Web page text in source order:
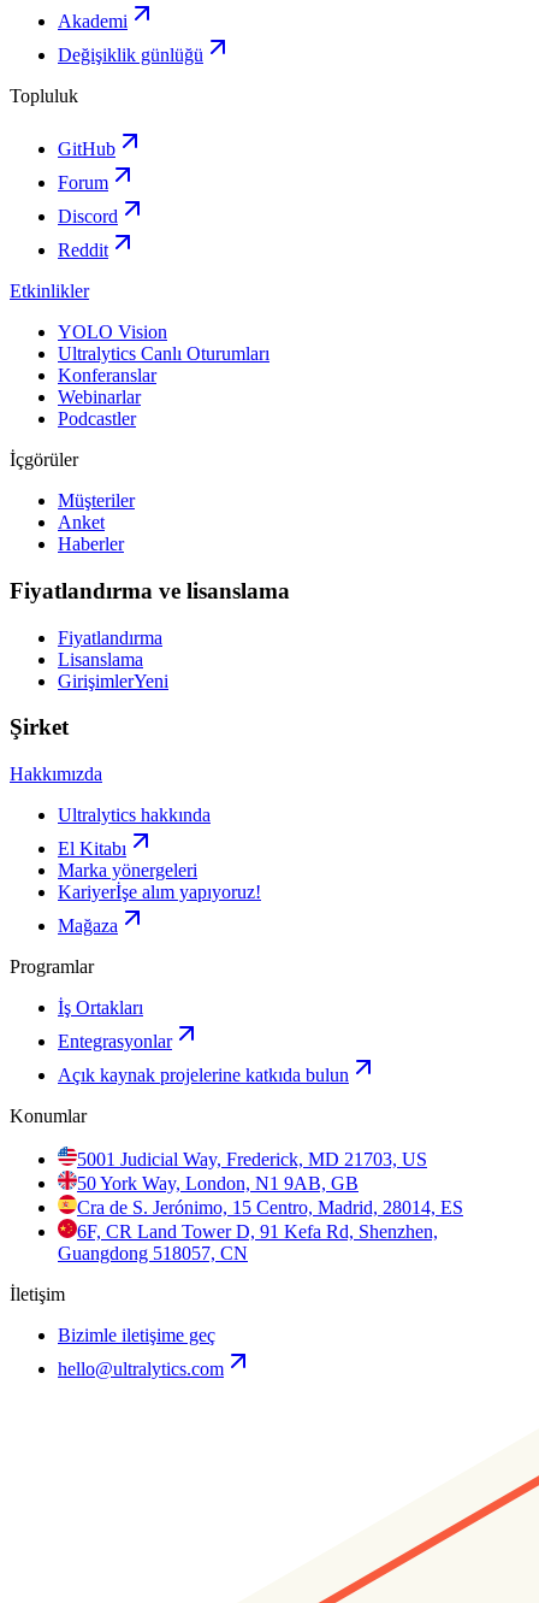
Akademi
Değişiklik günlüğü
Topluluk
GitHub
Forum
Discord
Reddit
Etkinlikler
YOLO Vision
Ultralytics Canlı Oturumları
Konferanslar
Webinarlar
Podcastler
İçgörüler
Müşteriler
Anket
Haberler
Fiyatlandırma ve lisanslama
Fiyatlandırma
Lisanslama
GirişimlerYeni
Şirket
Hakkımızda
Ultralytics hakkında
El Kitabı
Marka yönergeleri
Kariyerİşe alım yapıyoruz!
Mağaza
Programlar
İş Ortakları
Entegrasyonlar
Açık kaynak projelerine katkıda bulun
Konumlar
5001 Judicial Way, Frederick, MD 21703, US
50 York Way, London, N1 9AB, GB
Cra de S. Jerónimo, 15 Centro, Madrid, 28014, ES
6F, CR Land Tower D, 91 Kefa Rd, Shenzhen,
Guangdong 518057, CN
İletişim
Bizimle iletişime geç
hello@ultralytics.com